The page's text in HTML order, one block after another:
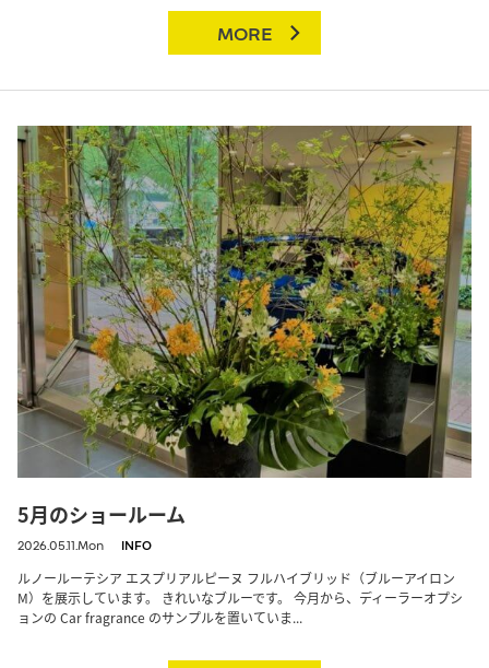
MORE
5月のショールーム
2026.05.11.Mon INFO
ルノールーテシア エスプリアルピーヌ フルハイブリッド（ブルーアイロン
M）を展示しています。 きれいなブルーです。 今月から、ディーラーオプシ
ョンの Car fragrance のサンプルを置いていま...